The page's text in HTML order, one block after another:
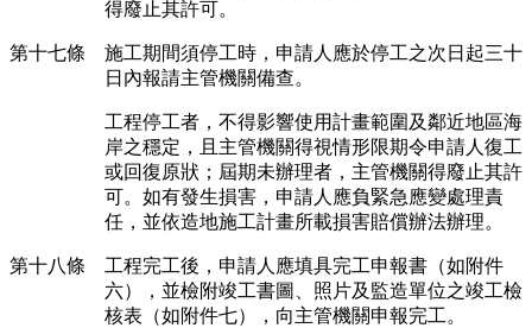
得廢止其許可。
第十七條 施工期間須停工時，申請人應於停工之次日起三十
日內報請主管機關備查。
工程停工者，不得影響使用計畫範圍及鄰近地區海
岸之穩定，且主管機關得視情形限期令申請人復工
或回復原狀；屆期未辦理者，主管機關得廢止其許
可。如有發生損害，申請人應負緊急應變處理責
任，並依造地施工計畫所載損害賠償辦法辦理。
第十八條 工程完工後，申請人應填具完工申報書（如附件
六），並檢附竣工書圖、照片及監造單位之竣工檢
核表（如附件七），向主管機關申報完工。